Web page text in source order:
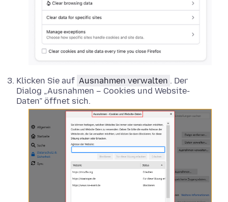
Klicken Sie auf Ausnahmen verwalten . Der
Dialog „Ausnahmen – Cookies und Website-
Daten” öffnet sich.